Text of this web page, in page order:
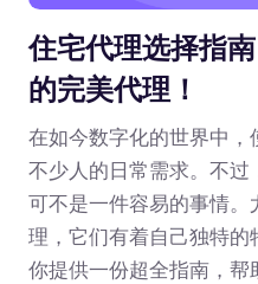
住宅代理选择指
的完美代理！
在如今数字化的世界中，
不少人的日常需求。不
可不是一件容易的事情
理，它们有着自己独特
你提供一份超全指南，